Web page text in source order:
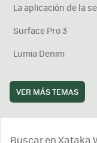
La aplicación de la
Surface Pro 3
Lumia Denim
VER MÁS TEMAS